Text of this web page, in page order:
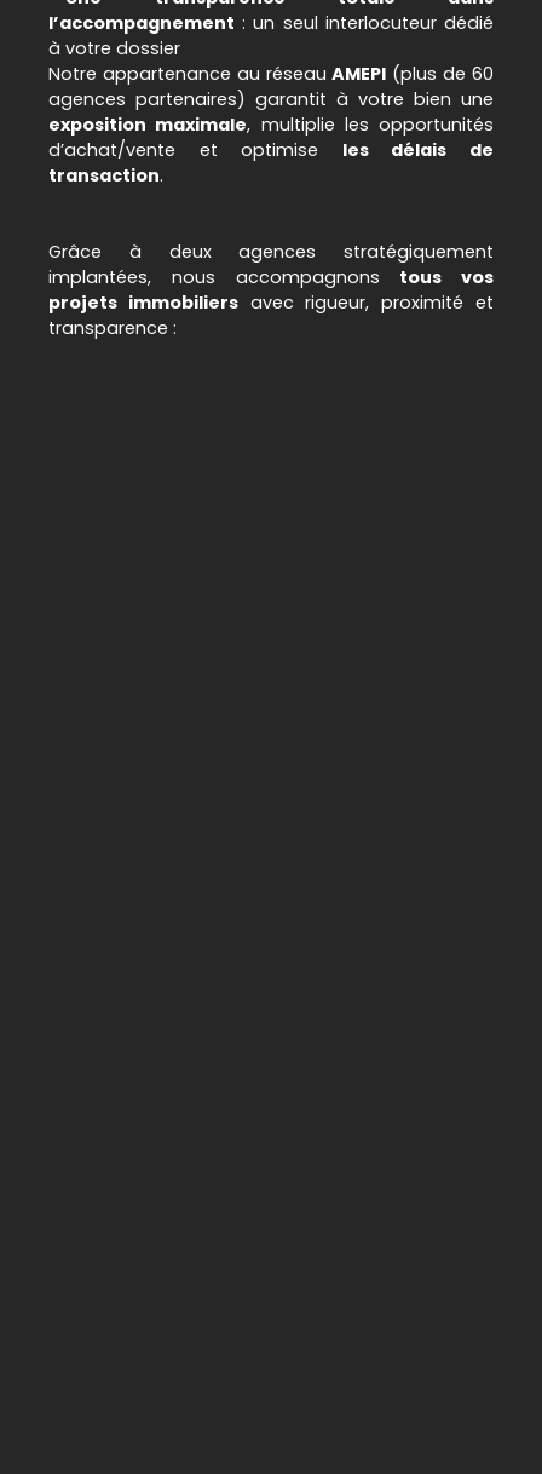
l’accompagnement : un seul interlocuteur dédié
à votre dossier
Notre appartenance au réseauAMEPI (plus de 60
agences partenaires) garantit à votre bien une
exposition maximale, multiplie les opportunités
d’achat/vente et optimise les délais de
transaction.
Grâce à deux agences stratégiquement
implantées, nous accompagnons tous vos
projets immobiliersavec rigueur, proximité et
transparence :